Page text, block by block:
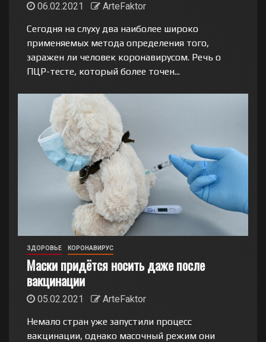
06.02.2021
ArteFaktor
Сегодня на слуху два наиболее широко
применяемых метода определения того,
заражен ли человек коронавирусом. Речь о
ПЦР-тесте, который более точен...
ЗДОРОВЬЕ КОРОНАВИРУС
Маски придётся носить даже после
вакцинации
05.02.2021
ArteFaktor
Немало стран уже запустили процесс
вакцинации, однако масочный режим они